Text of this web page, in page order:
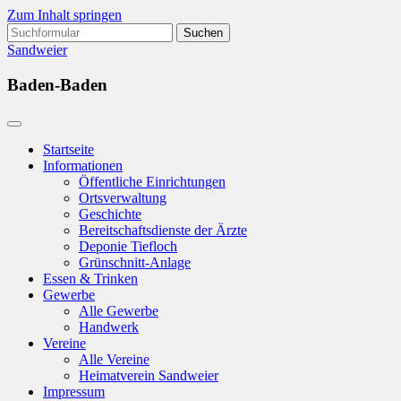
Zum Inhalt springen
Suchen
nach:
Sandweier
Baden-Baden
Startseite
Informationen
Öffentliche Einrichtungen
Ortsverwaltung
Geschichte
Bereitschaftsdienste der Ärzte
Deponie Tiefloch
Grünschnitt-Anlage
Essen & Trinken
Gewerbe
Alle Gewerbe
Handwerk
Vereine
Alle Vereine
Heimatverein Sandweier
Impressum